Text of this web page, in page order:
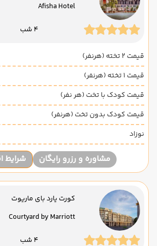
Afisha Hotel
4 شب
قیمت 2 تخته (هرنفر)
قیمت 1 تخته (هرنفر)
قیمت کودک با تخت (هر نفر)
قیمت کودک بدون تخت (هرنفر)
نوزاد
مشاوره و رزرو رایگان شرایط
کورت یارد بای ماریوت
Courtyard by Marriott
4 شب